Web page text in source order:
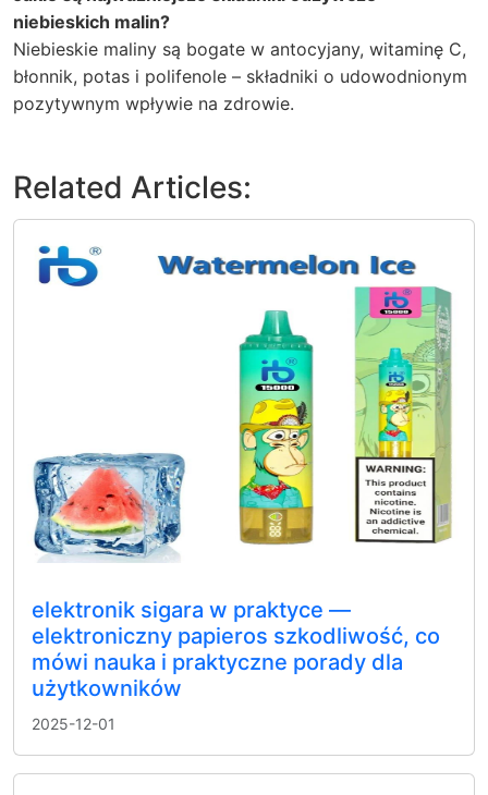
niebieskich malin?
Niebieskie maliny są bogate w antocyjany, witaminę C,
błonnik, potas i polifenole – składniki o udowodnionym
pozytywnym wpływie na zdrowie.
Related Articles:
elektronik sigara w praktyce —
elektroniczny papieros szkodliwość, co
mówi nauka i praktyczne porady dla
użytkowników
2025-12-01